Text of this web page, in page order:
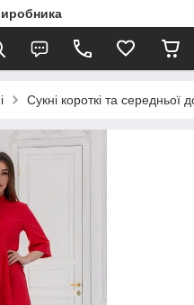
Сукні короткі та середньої